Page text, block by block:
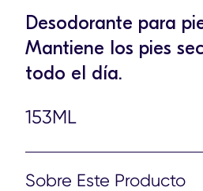
Desodorante para
Mantiene los pies
todo el día.
153ML
Sobre Este Producto